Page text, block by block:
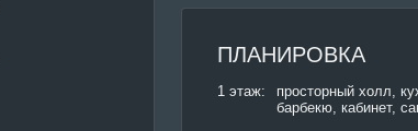
ПЛАНИРОВКА
1 этаж:
просторный холл,
барбекю, кабинет,